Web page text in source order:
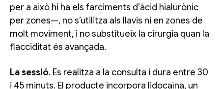
per a això hi ha els farciments d’àcid hialurònic
per zones—, no s’utilitza als llavis ni en zones de
molt moviment, i no substitueix la cirurgia quan la
flacciditat és avançada.
La sessió. Es realitza a la consulta i dura entre 30
i 45 minuts. El producte incorpora lidocaïna, un